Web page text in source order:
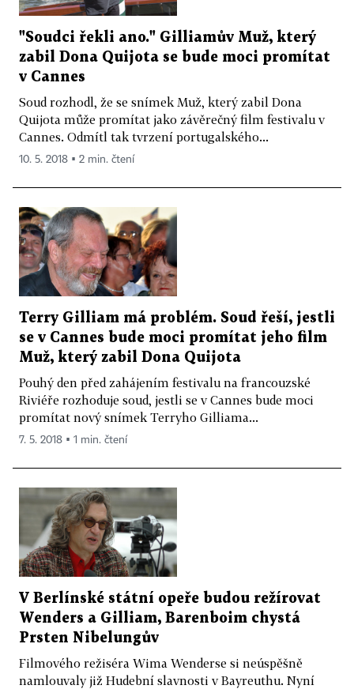
"Soudci řekli ano." Gilliamův Muž, který
zabil Dona Quijota se bude moci promítat
v Cannes
Soud rozhodl, že se snímek Muž, který zabil Dona
Quijota může promítat jako závěrečný film festivalu v
Cannes. Odmítl tak tvrzení portugalského...
10. 5. 2018 ▪ 2 min. čtení
Terry Gilliam má problém. Soud řeší, jestli
se v Cannes bude moci promítat jeho film
Muž, který zabil Dona Quijota
Pouhý den před zahájením festivalu na francouzské
Riviéře rozhoduje soud, jestli se v Cannes bude moci
promítat nový snímek Terryho Gilliama...
7. 5. 2018 ▪ 1 min. čtení
V Berlínské státní opeře budou režírovat
Wenders a Gilliam, Barenboim chystá
Prsten Nibelungův
Filmového režiséra Wima Wenderse si neúspěšně
namlouvaly již Hudební slavnosti v Bayreuthu. Nyní